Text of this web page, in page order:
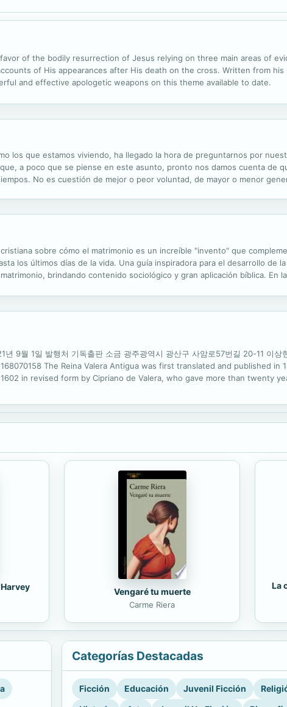
of the bodily resurrection of Jesus relying on three main areas of
of His appearances after His death on the cross. Written from his
and effective apologetic weapons on this theme available to date.
los que estamos viviendo, ha llegado la hora de preguntarnos por
a poco que se piense en este asunto, pronto nos damos cuenta de
No es cuestión de mejor o peor voluntad, de mayor o menor
sobre cómo el matrimonio es un increíble "invento" que
los últimos días de la vida. Una guía inspiradora para el desarrollo de
brindando contenido sociológico y gran aplicación bíblica. En
9월 1일 발행처 기독출판 소금 광주광역시 광산구 사암로57번길 20-11 이
The Reina Valera Antigua was first translated and published in
in revised form by Cipriano de Valera, who gave more than twenty
Vengaré tu muerte
Carme Riera
La
Categorías Destacadas
Ficción Educación Juvenil Ficción